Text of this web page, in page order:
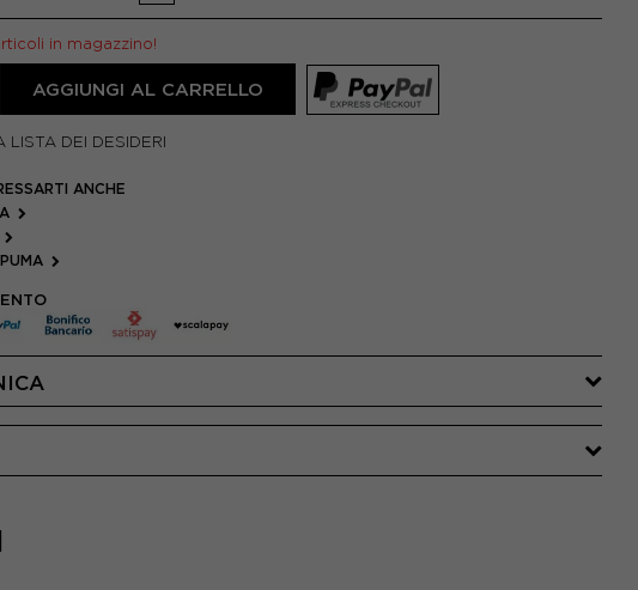
in magazzino!
AGGIUNGI AL CARRELLO
LISTA DEI DESIDERI
ANCHE